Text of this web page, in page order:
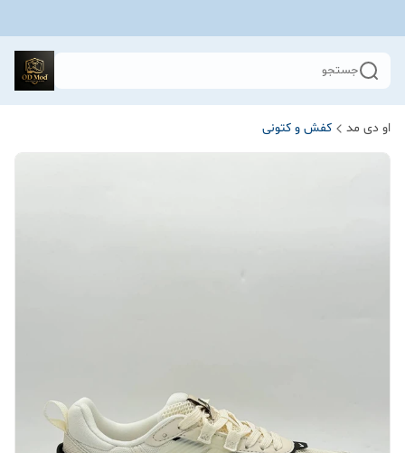
جستجو
او دی مد کفش و کتونی